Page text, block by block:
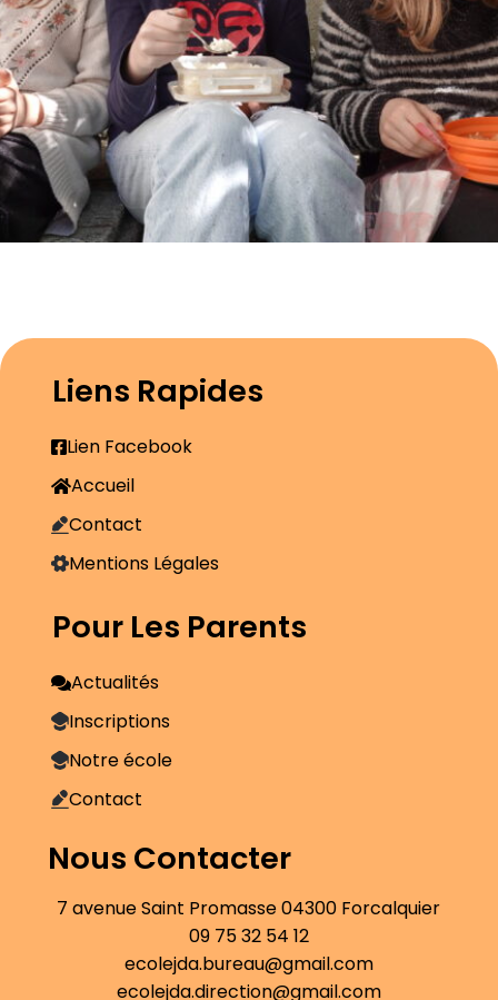
Liens Rapides
Lien Facebook
Accueil
Contact
Mentions Légales
Pour Les Parents
Actualités
Inscriptions
Notre école
Contact
Nous Contacter
7 avenue Saint Promasse 04300 Forcalquier
09 75 32 54 12
ecolejda.bureau@gmail.com
ecolejda.direction@gmail.com